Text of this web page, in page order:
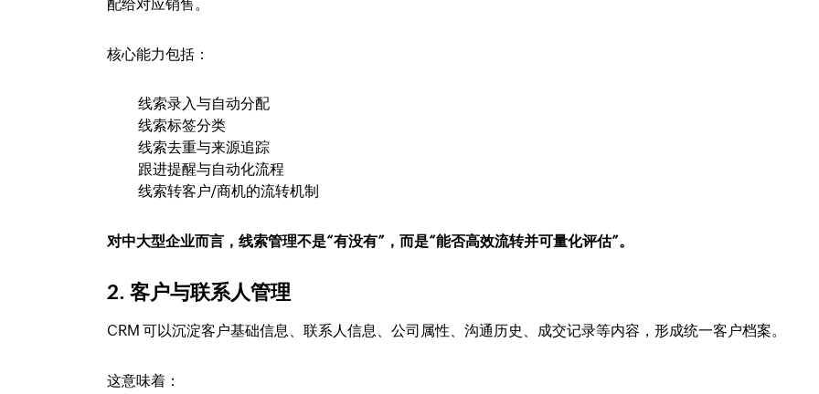
配给对应销售。
核心能力包括：
线索录入与自动分配
线索标签分类
线索去重与来源追踪
跟进提醒与自动化流程
线索转客户/商机的流转机制
对中大型企业而言，线索管理不是“有没有”，而是“能否高效流转并可量化评估”。
2. 客户与联系人管理
CRM 可以沉淀客户基础信息、联系人信息、公司属性、沟通历史、成交记录等内容，形成统一客户档案。
这意味着：